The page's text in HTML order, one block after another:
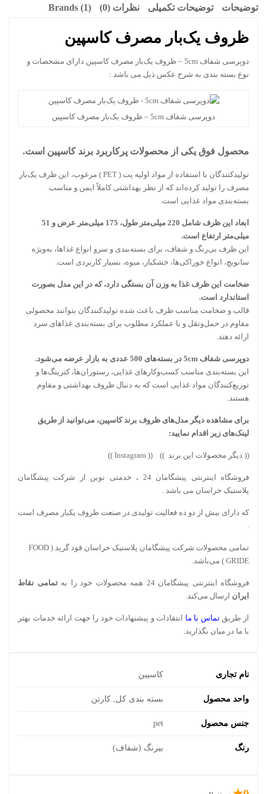
توضیحات توضیحات تکمیلی نظرات (0) Brands (1)
ظروف یک‌بار مصرف کاسپین
دوپرسی شفاف 5cm – ظروف یک‌بار مصرف کاسپین دارای مشخصات و
نوع بسته بندی به شرح عکس ذیل می باشد :
دوپرسی شفاف 5cm – ظروف یک‌بار مصرف کاسپین
محصول فوق یکی از محصولات پرکاربرد برند کاسپین است.
تولیدکنندگان با استفاده از مواد اولیه پت ( PET )
مرغوب، این ظرف یک‌بار
مصرف را تولید کرده‌اند که از نظر بهداشتی کاملاً ایمن و مناسب
بسته‌بندی مواد غذایی است.
ابعاد این ظرف شامل 220 میلی‌متر طول، 175 میلی‌متر عرض و 51
میلی‌متر ارتفاع است.
این ظرف بی‌رنگ و شفاف، برای بسته‌بندی و سرو انواع غذاها، به‌ویژه
سانویچ، انواع خوراکی‌ها، خشکبار، میوه، بسیار کاربردی است.
ضخامت این ظرف غذا به وزن آن بستگی دارد، که در این مدل بصورت
استاندارد است.
قالب و ضخامت مناسب ظرف باعث شده تولیدکنندگان بتوانند محصولی
مقاوم در حمل‌ونقل و با عملکرد مطلوب برای بسته‌بندی غذاهای سرد
ارائه دهند.
دوپرسی شفاف 5cm در بسته‌های 500 عددی به بازار عرضه می‌شود.
این بسته‌بندی مناسب کسب‌وکارهای غذایی، رستوران‌ها، کترینگ‌ها و
توزیع‌کنندگان مواد غذایی است که به دنبال ظروف بهداشتی و مقاوم
هستند.
برای مشاهده دیگر مدل‌های ظروف برند کاسپین، می‌توانید از طریق
لینک‌های زیر اقدام نمایید:
(( دیگر محصولات این برند )) ((
Instagram
))
فروشگاه اینترنتی پیشگامان 24 ، خدمتی نوین از شرکت پیشگامان
پلاستیک خراسان می باشد .
که دارای بیش از دو ده فعالیت تولیدی در صنعت ظروف یکبار مصرف است
.
تمامی محصولات شرکت پیشگامان پلاستیک خراسان
فود گرید ( FOOD
GRIDE )
می‌باشد.
فروشگاه اینترنتی پیشگامان 24 همه محصولات خود را به
تمامی نقاط
ایران ارسال می‌کند.
از طریقتماس با ما
انتقادات و پیشنهادات خود را جهت ارائه خدمات بهتر
با ما در میان بگذارید.
نام تجاری کاسپین
واحد محصول بسته بندی کل, کارتن
جنس محصول pet
رنگ بیرنگ (شفاف)